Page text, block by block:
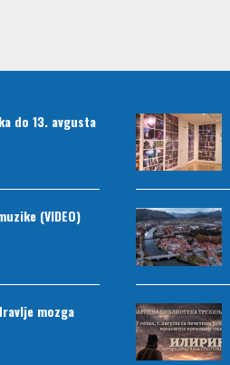
do 13. avgusta
(VIDEO)
mozga